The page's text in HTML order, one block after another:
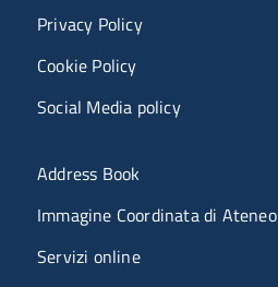
Privacy Policy
Cookie Policy
Social Media policy
Menu portale
Address Book
Immagine Coordinata di Ateneo
Servizi online